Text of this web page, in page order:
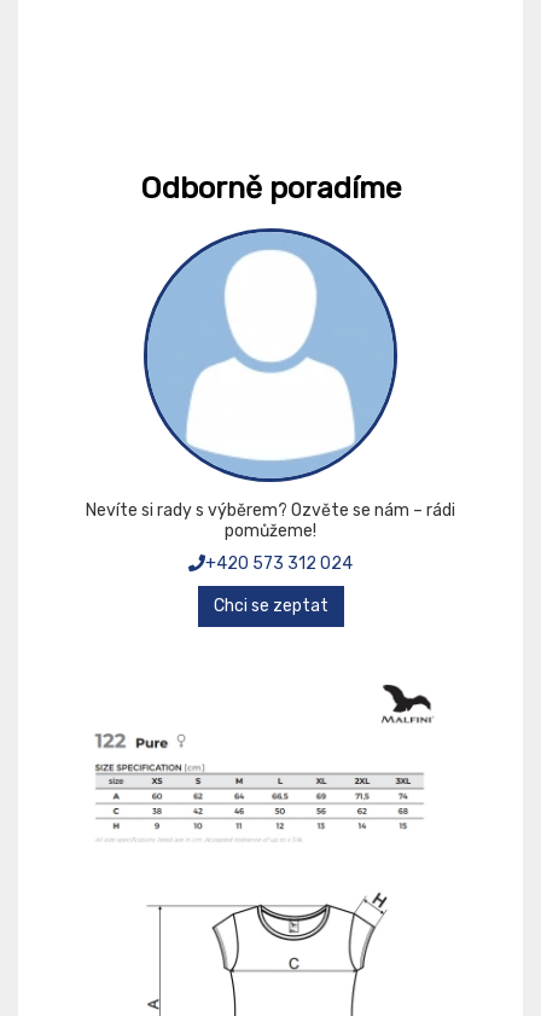
Odborně poradíme
Nevíte si rady s výběrem? Ozvěte se nám – rádi
pomůžeme!
+420 573 312 024
Chci se zeptat